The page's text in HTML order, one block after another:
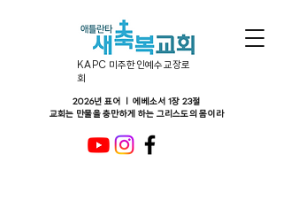
KAPC 미주한인예수교장로
회
2026년 표어 ㅣ 에베소서 1장 23절
교회는 만물을 충만하게 하는 그리스도의 몸이라